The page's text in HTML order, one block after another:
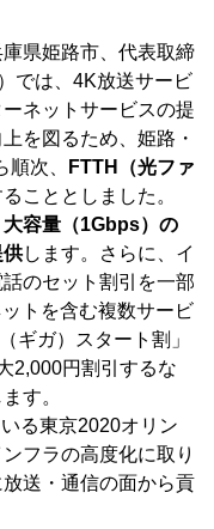
県姫路市、代表取締
では、4K放送サービ
ネットサービスの提
を図るため、姫路・
次、
FTTH（光ファ
こととしました。
大容量（1Gbps）の
供します。さらに、イ
のセット割引を一部
トを含む複数サービ
ギガ）スタート割」
2,000円割引するな
す。
る東京2020オリン
フラの高度化に取り
送・通信の面から貢